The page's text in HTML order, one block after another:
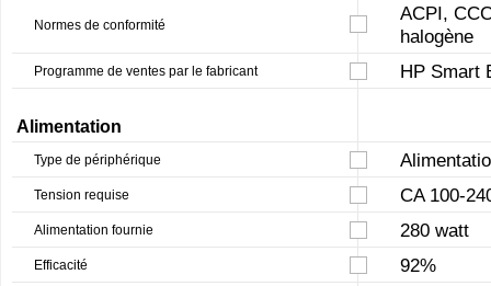
Normes de conformité
ACPI,
halogène
Programme de ventes par le fabricant HP Smart
Alimentation
Type de périphérique
Tension requise CA 100-
Alimentation fournie 280 watt
Efficacité 92%